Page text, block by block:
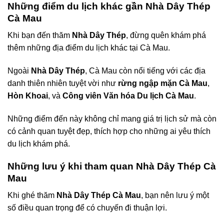
Những điểm du lịch khác gần Nhà Dây Thép
Cà Mau
Khi bạn đến thăm Nhà Dây Thép, đừng quên khám phá
thêm những địa điểm du lịch khác tại Cà Mau.
Ngoài Nhà Dây Thép, Cà Mau còn nổi tiếng với các địa
danh thiên nhiên tuyệt vời như rừng ngập mặn Cà Mau,
Hòn Khoai, và Công viên Văn hóa Du lịch Cà Mau.
Những điểm đến này không chỉ mang giá trị lịch sử mà còn
có cảnh quan tuyệt đẹp, thích hợp cho những ai yêu thích
du lịch khám phá.
Những lưu ý khi tham quan Nhà Dây Thép Cà
Mau
Khi ghé thăm Nhà Dây Thép Cà Mau, bạn nên lưu ý một
số điều quan trọng để có chuyến đi thuận lợi.